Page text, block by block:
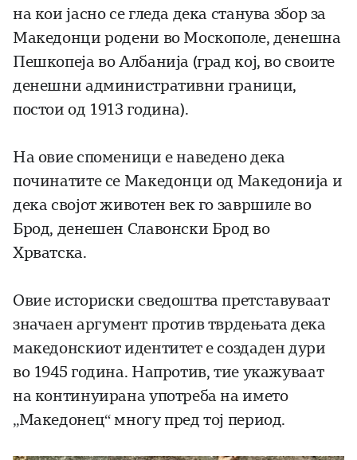
на кои јасно се гледа дека станува збор за
Македонци родени во Москополе, денешна
Пешкопеја во Албанија (град кој, во своите
денешни административни граници,
постои од 1913 година).
На овие споменици е наведено дека
починатите се Македонци од Македонија и
дека својот животен век го завршиле во
Брод, денешен Славонски Брод во
Хрватска.
Овие историски сведоштва претставуваат
значаен аргумент против тврдењата дека
македонскиот идентитет е создаден дури
во 1945 година. Напротив, тие укажуваат
на континуирана употреба на името
„Македонец“ многу пред тој период.